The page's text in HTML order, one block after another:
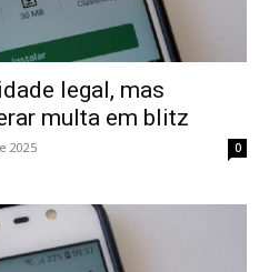
legal, mas
multa em blitz
2025 0